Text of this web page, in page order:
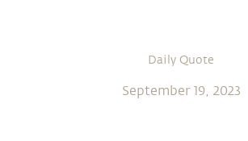
Daily Quote
September 19, 2023